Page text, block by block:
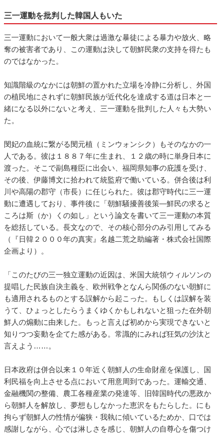
三一運動を批判した韓国人もいた
三一運動において一般大衆は過激な暴徒による暴力や放火、略
奪の被害者であり、この運動は決して朝鮮民衆の支持を得たも
のではなかった。
知識階級のなかには朝鮮の置かれた立場を冷静に分析し、外国
の植民地にされずに朝鮮民族が近代化を達成する道は日本と一
緒になる以外にないと考え、三一運動を批判した人々も大勢い
た。
閔妃の血統に繋がる閔元植（ミンウォンシク）もそのなかの一
人である。彼は１８８７年に生まれ、１２歳の時に単身日本に
渡った。そこで副島種臣に出会い、福岡県知事の庇護を受け、
その後、伊藤博文に拾われて統監府で働いている。併合後は利
川や高陽の郡守（市長）に任じられた。彼は郡守時代に三一運
動に遭遇しており、事件後に「朝鮮騒擾善後策―鮮民の求ると
ころは斯（か）くの如し」という論文を書いて三一運動の本質
を総括している。長文なので、その核心部分のみ引用してみる
（『日韓２０００年の真実』名越二荒之助編著・株式会社国際
企画より）。
「このたびの三一独立運動の近因は、米国大統領ウィルソンの
提唱した民族自決主義を、欧州戦争となんら関係のない朝鮮に
も適用されるものとする誤解から起こった。もしくは誤解を装
うて、ひょっとしたらうまくゆくかもしれないと狙った在外朝
鮮人の煽動に由来した。もっと言えば初めから実現できないと
知りつつ妄動を企てた感がある。常識的にみれば狂気の沙汰と
言えよう……。
日本政府は併合以来１０年近く朝鮮人の生命財産を保護し、国
利民福を向上させる点において用意周到であった。運輸交通、
金融機関の整備、農工各種産業の発達等、旧韓国時代の悪政か
ら朝鮮人を解放し、夢想もしなかった恵沢をもたらした。にも
拘らず朝鮮人の性情が偏狭・我執に傾いているためか、口では
感謝しながら、心では淋しさを感じ、朝鮮人の自尊心を傷つけ